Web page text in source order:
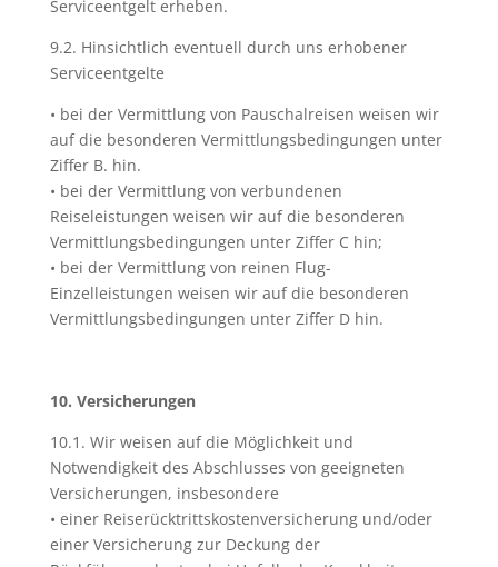
Serviceentgelt erheben.
9.2. Hinsichtlich eventuell durch uns erhobener
Serviceentgelte
• bei der Vermittlung von Pauschalreisen weisen wir
auf die besonderen Vermittlungsbedingungen unter
Ziffer B. hin.
• bei der Vermittlung von verbundenen
Reiseleistungen weisen wir auf die besonderen
Vermittlungsbedingungen unter Ziffer C hin;
• bei der Vermittlung von reinen Flug-
Einzelleistungen weisen wir auf die besonderen
Vermittlungsbedingungen unter Ziffer D hin.
10. Versicherungen
10.1. Wir weisen auf die Möglichkeit und
Notwendigkeit des Abschlusses von geeigneten
Versicherungen, insbesondere
• einer Reiserücktrittskostenversicherung und/oder
einer Versicherung zur Deckung der